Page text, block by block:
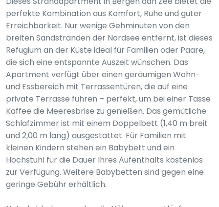
perfekte Kombination aus Komfort, Ruhe und guter
Erreichbarkeit. Nur wenige Gehminuten von den
breiten Sandstränden der Nordsee entfernt, ist dieses
Refugium an der Küste ideal für Familien oder Paare,
die sich eine entspannte Auszeit wünschen. Das
Apartment verfügt über einen geräumigen Wohn-
und Essbereich mit Terrassentüren, die auf eine
private Terrasse führen – perfekt, um bei einer Tasse
Kaffee die Meeresbrise zu genießen. Das gemütliche
Schlafzimmer ist mit einem Doppelbett (1,40 m breit
und 2,00 m lang) ausgestattet. Für Familien mit
kleinen Kindern stehen ein Babybett und ein
Hochstuhl für die Dauer Ihres Aufenthalts kostenlos
zur Verfügung. Weitere Babybetten sind gegen eine
geringe Gebühr erhältlich.